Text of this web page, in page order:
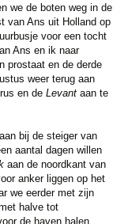
we de boten weg in de
van Ans uit Holland op
voor een tocht
Ans en ik naar
prostaat en de derde
weer terug aan
en de Levantaan te
bij de steiger van
aantal dagen willen
aan de noordkant van
anker liggen op het
we eerder met zijn
halve tot
de haven halen